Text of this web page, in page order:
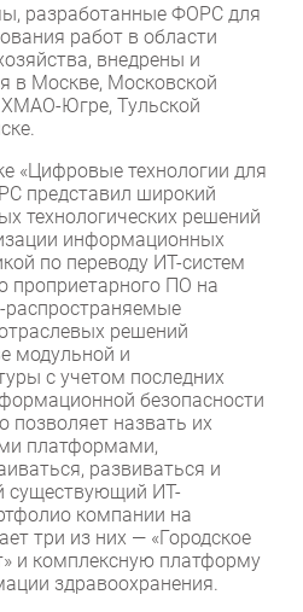
разработанные ФОРС для
работ в области
внедрены и
в Москве, Московской
ХМАО-Югре, Тульской
«Цифровые технологии для
представил широкий
технологических решений
информационных
по переводу ИТ-систем
проприетарного ПО на
распространяемые
решений
модульной и
с учетом последних
безопасности
назвать их
платформами,
развиваться и
существующий ИТ-
компании на
три из них — «Городское
и комплексную платформу
здравоохранения.